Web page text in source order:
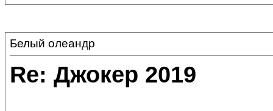
Белый олеандр
Re: Джокер 2019